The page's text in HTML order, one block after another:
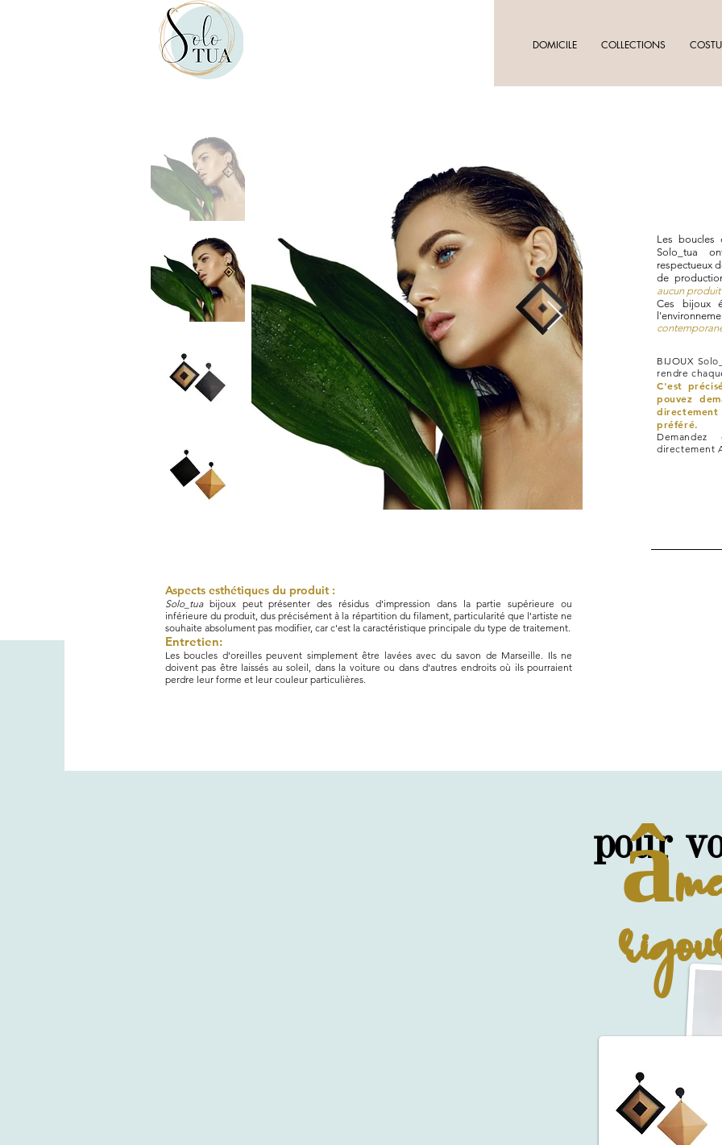
DOMICILE COLLECTIONS
Les boucles
Solo_tua
respectueux
de
aucun
Ces bijoux
BIJOUX
rendre
C'est
pouvez
préféré.
directement
Aspects esthétiques du produit :
Solo_tuabijoux peut présenter des résidus d'impression dans la partie supérieure ou
inférieure du produit, dus précisément à la répartition du filament, particularité que l'artiste ne
souhaite absolument pas modifier, car c'est la caractéristique principale du type de traitement.
Entretien:
Les boucles d'oreilles peuvent simplement être lavées avec du savon de Marseille. Ils ne
doivent pas être laissés au soleil, dans la voiture ou dans d'autres endroits où ils pourraient
perdre leur forme et leur couleur particulières.
pour